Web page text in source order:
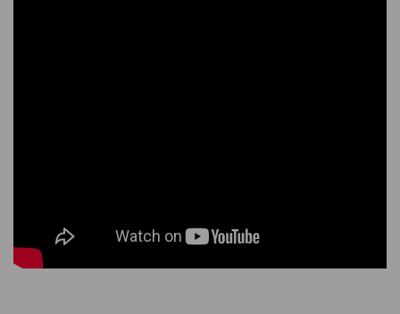
Закаленное защитное стекло Full Screen Tempered Glass для Oppo
Reno11 F, Black